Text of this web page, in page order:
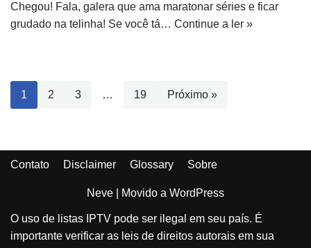
Chegou! Fala, galera que ama maratonar séries e ficar
grudado na telinha! Se você tá… Continue a ler »
1 2 3 … 19 Próximo »
Contato Disclaimer Glossary Sobre
Neve | Movido a WordPress
O uso de listas IPTV pode ser ilegal em seu país. É
importante verificar as leis de direitos autorais em sua